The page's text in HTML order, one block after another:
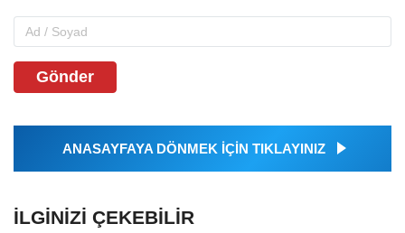
Gönder
ANASAYFAYA DÖNMEK İÇİN TIKLAYINIZ
İLGINIZI ÇEKEBILIR